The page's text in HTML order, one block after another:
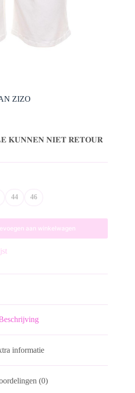
ZIZO
𝐊𝐔𝐍𝐍𝐄𝐍 𝐍𝐈𝐄𝐓 𝐑𝐄𝐓𝐎𝐔𝐑
44 46
aan winkelwagen
informatie
(0)